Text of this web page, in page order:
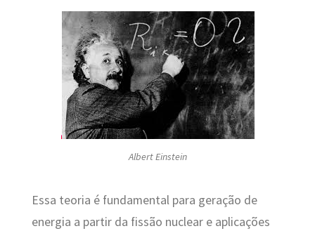
Albert Einstein
Essa teoria é fundamental para geração de
energia a partir da fissão nuclear e aplicações